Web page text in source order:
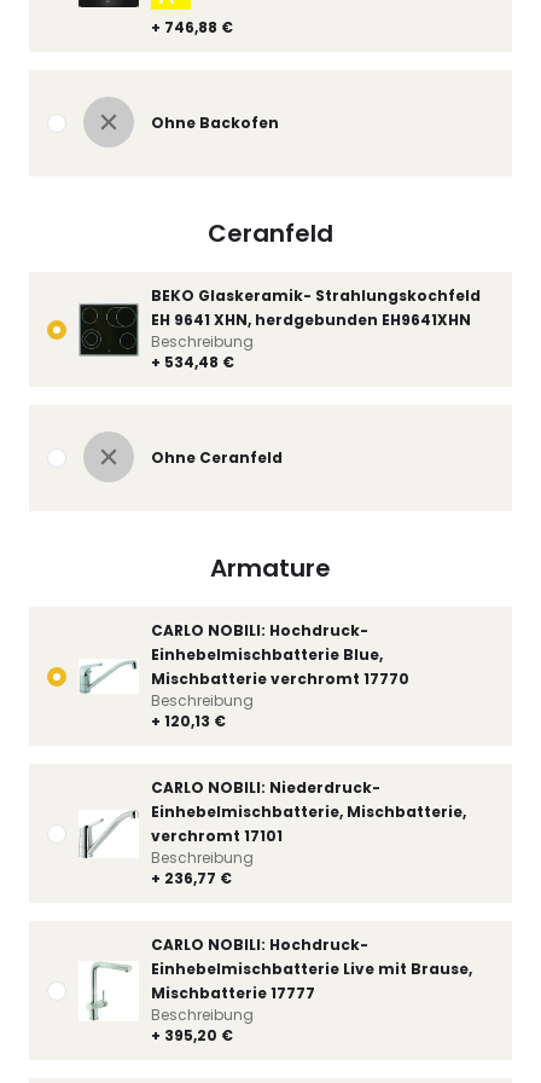
+ 746,88 €
Ohne Backofen
Ceranfeld
BEKO Glaskeramik- Strahlungskochfeld
EH 9641 XHN, herdgebunden EH9641XHN
+ 534,48 €
Beschreibung
Ohne Ceranfeld
Armature
CARLO NOBILI: Hochdruck-
Einhebelmischbatterie Blue,
Mischbatterie verchromt 17770
+ 120,13 €
Beschreibung
CARLO NOBILI: Niederdruck-
Einhebelmischbatterie, Mischbatterie,
verchromt 17101
+ 236,77 €
Beschreibung
CARLO NOBILI: Hochdruck-
Einhebelmischbatterie Live mit Brause,
Mischbatterie 17777
+ 395,20 €
Beschreibung